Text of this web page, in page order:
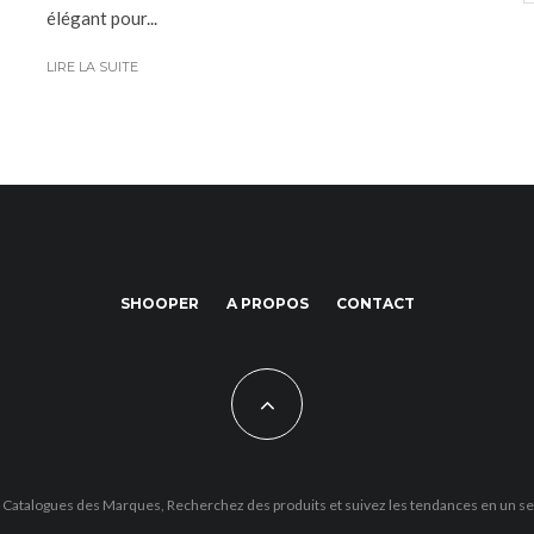
élégant pour...
LIRE LA SUITE
SHOOPER A PROPOS CONTACT
Catalogues des Marques, Recherchez des produits et suivez les tendances en un